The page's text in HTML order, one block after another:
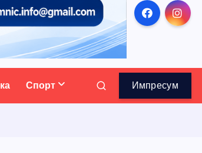
Спорт Импресум